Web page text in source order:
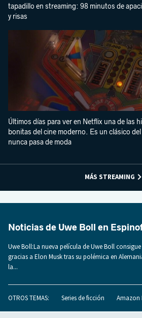
tapadillo en streaming: 98 minutos de
y risas
Últimos días para ver en Netflix una de las
bonitas del cine moderno. Es un clásico
nunca pasa de moda
MÁS STREAMING
Noticias de Uwe Boll en
Uwe Boll:La nueva película de Uwe Boll
gracias a Elon Musk tras su polémica en
la...
OTROS TEMAS: Series de ficción Amazon